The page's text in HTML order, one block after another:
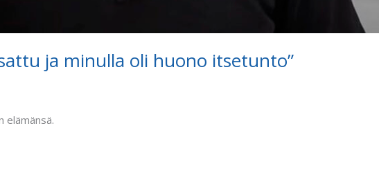
ja minulla oli huono itsetunto”
elämänsä.